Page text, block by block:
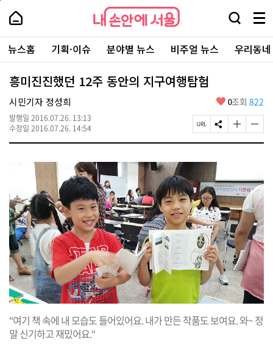
본
로
가
내
손
안
에
서
울
-
서
울
시
대
표
소
내
손
에
울
검
창
열
기
메
뉴
전
체
보
주
요
서
뉴스홈 기획·이슈 분야별 뉴스 비주얼 뉴스 우리동
흥미진진했던 12주 동안의 지구여행탐험
시민기자 정성희
발행일 2016.07.26. 13:13
수정일 2016.07.26. 14:54
좋
요
0조회 822
페
이
U
R
L
복
사
S
N
하
기
글
자
게
변
경
하
기
글
자
게
변
경
하
기
“여기 책 속에 내 모습도 들어있어요. 내가 만든 작품도 보여요. 와~ 정
말 신기하고 재밌어요.“
페
상
단
로